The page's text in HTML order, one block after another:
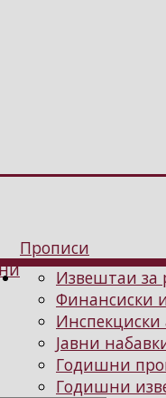
Прописи
Извештаи за
Финансиски
Инспекциски
Јавни
Годишни
Годишни